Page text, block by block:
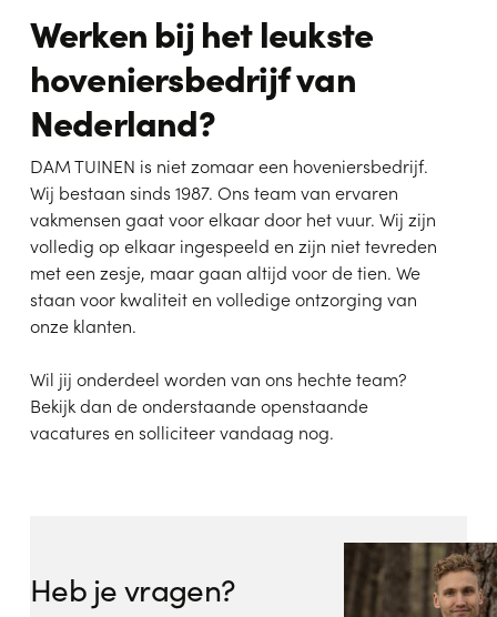
Werken bij het leukste
hoveniersbedrijf van
Nederland?
DAM TUINEN is niet zomaar een hoveniersbedrijf.
Wij bestaan sinds 1987. Ons team van ervaren
vakmensen gaat voor elkaar door het vuur. Wij zijn
volledig op elkaar ingespeeld en zijn niet tevreden
met een zesje, maar gaan altijd voor de tien. We
staan voor kwaliteit en volledige ontzorging van
onze klanten.
Wil jij onderdeel worden van ons hechte team?
Bekijk dan de onderstaande openstaande
vacatures en solliciteer vandaag nog.
Heb je vragen?